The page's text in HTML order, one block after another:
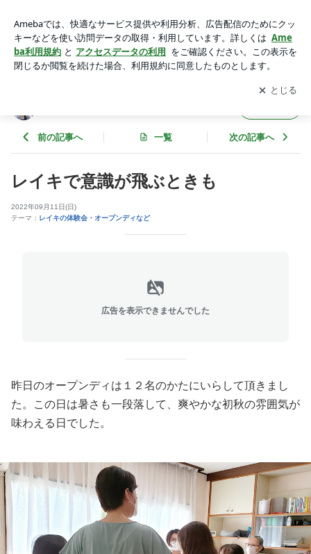
ていく
アプリをダウンロードして ブログの更新通知
を受け取りまし
ょう。
開く
前の記事へ 一覧 次の記事へ
レイキで意識が飛ぶときも
2022年09月11日(日)
テーマ： レイキの体験会・オープンディなど
広告を表示できませんでした
昨日のオープンディは１２名のかたにいらして頂きまし
た。この日は暑さも一段落して、爽やかな初秋の雰囲気が
味わえる日でした。